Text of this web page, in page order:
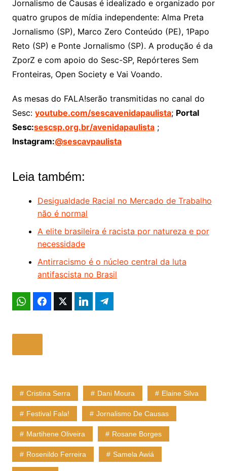
Jornalismo de Causas é idealizado e organizado por
quatro grupos de mídia independente: Alma Preta
Jornalismo (SP), Marco Zero Conteúdo (PE), 1Papo
Reto (SP) e Ponte Jornalismo (SP). A produção é da
ZporZ e com apoio do Sesc-SP, Repórteres Sem
Fronteiras, Open Society e Vai Voando.
As mesas do FALA!serão transmitidas no canal do
Sesc: youtube.com/sescavenidapaulista; Portal
Sesc:sescsp.org.br/avenidapaulista;
Instagram:@sescavpaulista
Leia também:
Desigualdade Racial no Mercado de Trabalho
não é normal
A elite brasileira é racista por natureza e por
necessidade
Antirracismo é o núcleo central da luta
antifascista no Brasil
Cristina Serra Dani Moura Elaine Silva
Festival Fala! Jornalismo De Causas
Martihene Oliveira Rosane Borges
Rosenildo Ferreira Samela Awiá